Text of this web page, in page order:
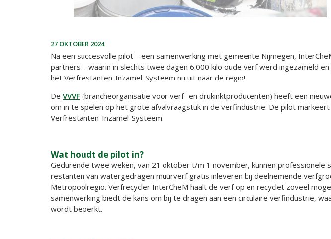
27 OKTOBER 2024
Na een succesvolle pilot – een samenwerking met gemeente Nijmegen,
partners – waarin in slechts twee dagen 6.000 kilo oude verf werd ingezameld
het Verfrestanten-Inzamel-Systeem nu uit naar de regio!
De VVVF (brancheorganisatie voor verf- en drukinktproducenten) heeft een
om in te spelen op het grote afvalvraagstuk in de verfindustrie. De pilot
Verfrestanten-Inzamel-Systeem.
Wat houdt de pilot in?
Gedurende twee weken, van 21 oktober t/m 1 november, kunnen professionele
restanten van watergedragen muurverf gratis inleveren bij deelnemende
Metropoolregio. Verfrecycler InterCheM haalt de verf op en recyclet zoveel
samenwerking biedt de kans om bij te dragen aan een circulaire verfindustrie,
wordt beperkt.